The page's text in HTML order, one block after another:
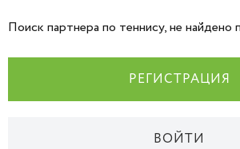
Поиск партнера по теннису, не найдено
РЕГИСТРАЦИЯ
ВОЙТИ